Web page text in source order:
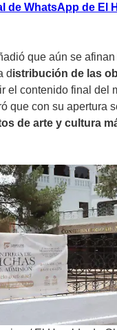
de WhatsApp de El
que aún se
distribución de las
el contenido final del
que con su apertura
de arte y cultura